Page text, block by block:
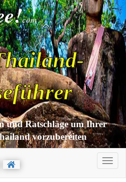
com
und Ratschläge um Ihrer
vorzubereiten